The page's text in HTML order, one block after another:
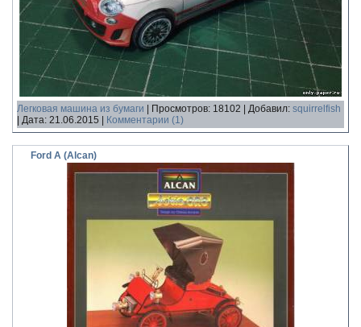
Легковая машина из бумаги Просмотров: 18102 Добавил: squirrelfish
Дата: 21.06.2015 Комментарии (1)
Ford A (Alcan)